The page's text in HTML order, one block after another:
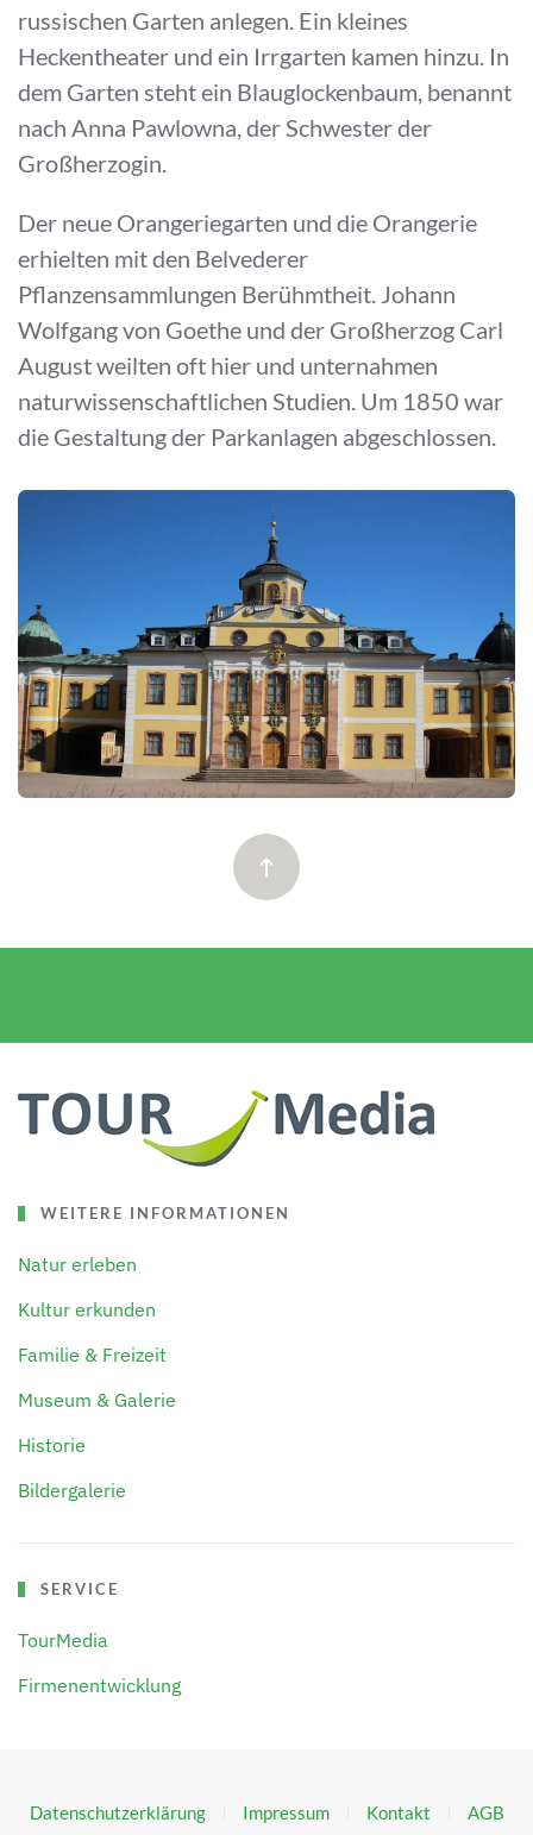
russischen Garten anlegen. Ein kleines
Heckentheater und ein Irrgarten kamen hinzu. In
dem Garten steht ein Blauglockenbaum, benannt
nach Anna Pawlowna, der Schwester der
Großherzogin.
Der neue Orangeriegarten und die Orangerie
erhielten mit den Belvederer
Pflanzensammlungen Berühmtheit. Johann
Wolfgang von Goethe und der Großherzog Carl
August weilten oft hier und unternahmen
naturwissenschaftlichen Studien. Um 1850 war
die Gestaltung der Parkanlagen abgeschlossen.
WEITERE INFORMATIONEN
Natur erleben
Kultur erkunden
Familie & Freizeit
Museum & Galerie
Historie
Bildergalerie
SERVICE
TourMedia
Firmenentwicklung
Datenschutzerklärung Impressum Kontakt AGB